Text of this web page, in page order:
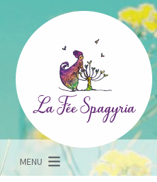
la
navigation
contenu
MENU